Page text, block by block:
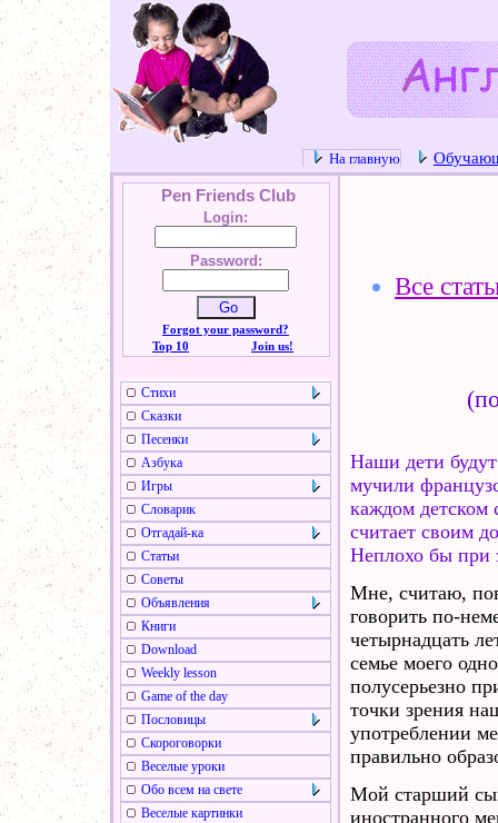
На главную
Pen Friends Club
Login:
Password:
Forgot your password?
Top 10
Join us!
Стихи
Сказки
Песенки
Азбука
Игры
Словарик
Отгадай-ка
Статьи
Советы
Объявления
Книги
Download
Weekly lesson
Game of the day
Пословицы
Скороговорки
Веселые уроки
Обо всем на свете
Веселые картинки
Все
Наши дети
мучили
каждом детском
считает своим
Неплохо бы при
Мне, считаю,
говорить по-
четырнадцать
семье моего
полусерьезно
точки зрения
употреблении
правильно
Мой старший
иностранного